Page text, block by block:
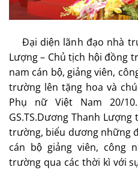
Đại diện lãnh đạo nhà
Lượng – Chủ tịch hội đồng
nam cán bộ, giảng viên,
trường lên tặng hoa và
Phụ nữ Việt Nam 20/
GS.TS.Dương Thanh
trường, biểu dương những
cán bộ giảng viên, công
trường qua các thời kì với